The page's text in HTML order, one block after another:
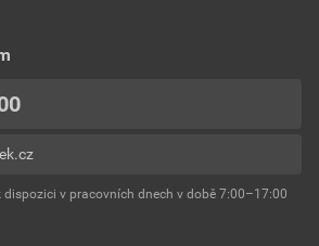
v pracovních dnech v době 7:00–17:00